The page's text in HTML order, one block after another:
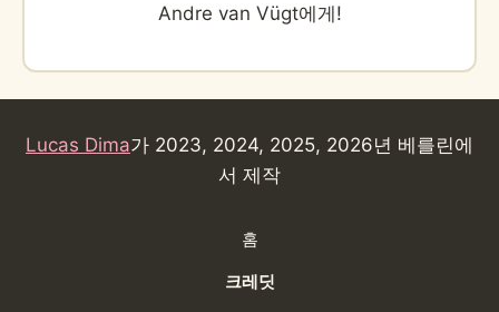
Andre van Vügt에게!
Lucas Dima가 2023, 2024, 2025, 2026년 베를린에
서 제작
홈
크레딧